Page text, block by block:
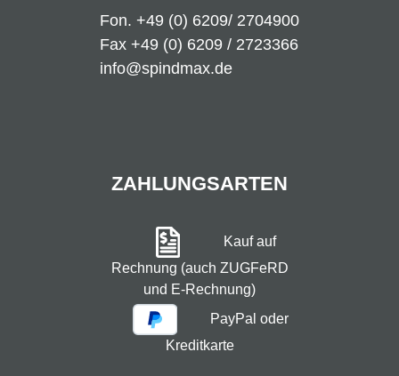
Fon. +49 (0) 6209/ 2704900
Fax +49 (0) 6209 / 2723366
info@spindmax.de
ZAHLUNGSARTEN
Kauf auf
Rechnung (auch ZUGFeRD
und E-Rechnung)
PayPal oder
Kreditkarte